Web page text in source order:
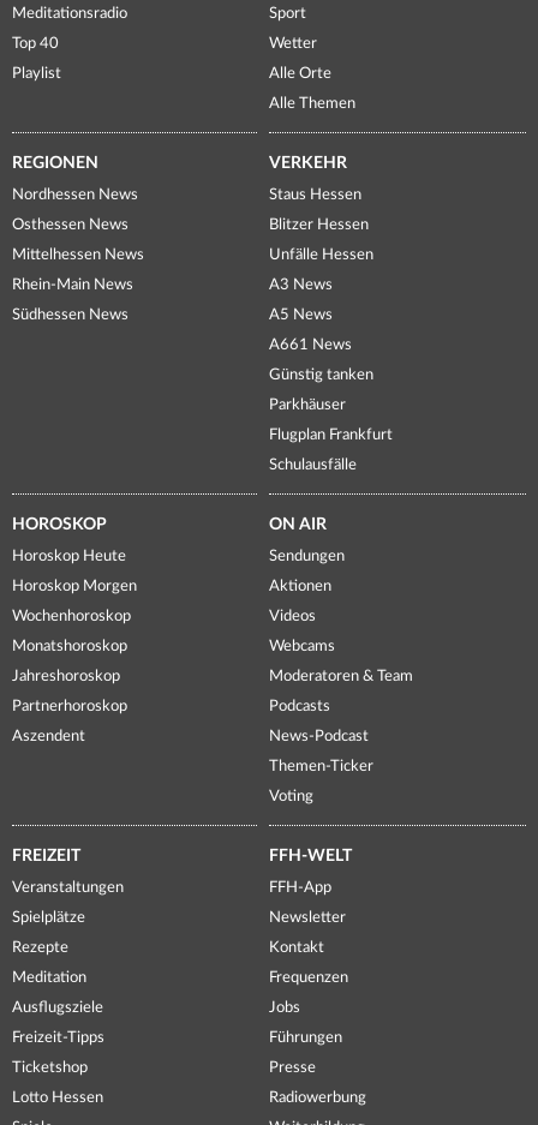
Meditationsradio
Top 40
Playlist
Sport
Wetter
Alle Orte
Alle Themen
REGIONEN
Nordhessen News
Osthessen News
Mittelhessen News
Rhein-Main News
Südhessen News
VERKEHR
Staus Hessen
Blitzer Hessen
Unfälle Hessen
A3 News
A5 News
A661 News
Günstig tanken
Parkhäuser
Flugplan Frankfurt
Schulausfälle
HOROSKOP
Horoskop Heute
Horoskop Morgen
Wochenhoroskop
Monatshoroskop
Jahreshoroskop
Partnerhoroskop
Aszendent
ON AIR
Sendungen
Aktionen
Videos
Webcams
Moderatoren & Team
Podcasts
News-Podcast
Themen-Ticker
Voting
FREIZEIT
Veranstaltungen
Spielplätze
Rezepte
Meditation
Ausflugsziele
Freizeit-Tipps
Ticketshop
Lotto Hessen
FFH-WELT
FFH-App
Newsletter
Kontakt
Frequenzen
Jobs
Führungen
Presse
Radiowerbung